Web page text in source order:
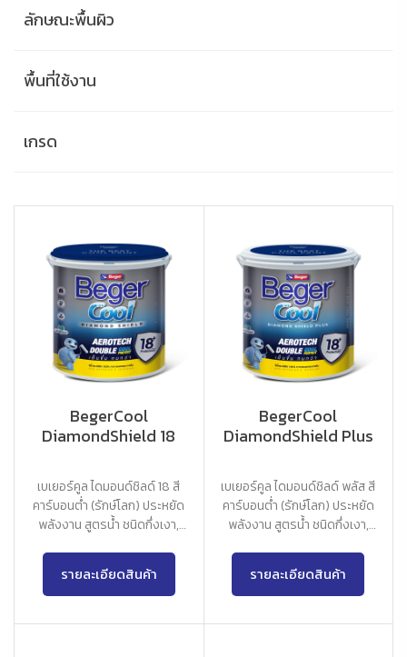
ลักษณะพื้นผิว
พื้นที่ใช้งาน
เกรด
BegerCool
DiamondShield 18
เบเยอร์คูล ไดมอนด์ชิลด์ 18 สี
คาร์บอนต่ำ (รักษ์โลก) ประหยัด
พลังงาน สูตรน้ำ ชนิดกึ่งเงา,
รายละเอียดสินค้า
BegerCool
DiamondShield Plus
เบเยอร์คูล ไดมอนด์ชิลด์ พลัส สี
คาร์บอนต่ำ (รักษ์โลก) ประหยัด
พลังงาน สูตรน้ำ ชนิดกึ่งเงา,
รายละเอียดสินค้า